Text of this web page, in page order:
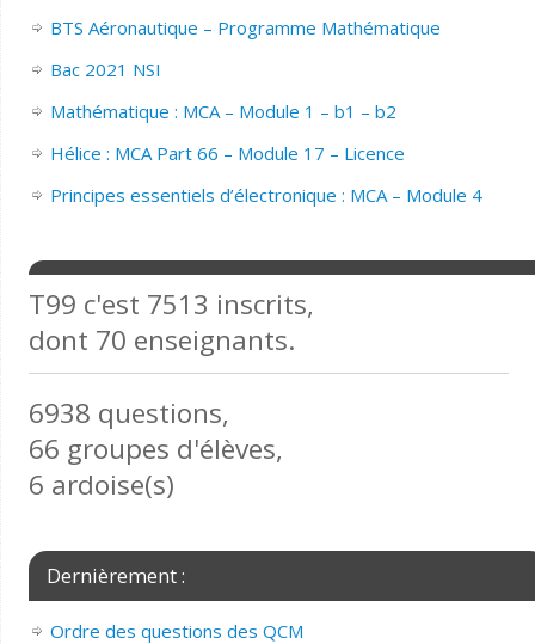
BTS Aéronautique – Programme Mathématique
Bac 2021 NSI
Mathématique : MCA – Module 1 – b1 – b2
Hélice : MCA Part 66 – Module 17 – Licence
Principes essentiels d’électronique : MCA – Module 4
T99 c'est 7513 inscrits,
dont 70 enseignants.
6938 questions,
66 groupes d'élèves,
6 ardoise(s)
Dernièrement :
Ordre des questions des QCM